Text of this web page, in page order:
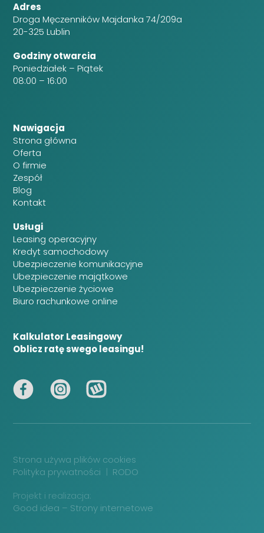
Nawigacja
Strona główna
Oferta
O firmie
Zespół
Blog
Kontakt
Usługi
Leasing operacyjny
Kredyt samochodowy
Ubezpieczenie komunikacyjne
Ubezpieczenie majątkowe
Ubezpieczenie życiowe
Biuro rachunkowe online
Adres
Droga Męczenników Majdanka 74/209a
20-325 Lublin
Godziny otwarcia
Poniedziałek – Piątek
08:00 – 16:00
Kalkulator Leasingowy
Oblicz ratę swego leasingu!
Projekt i realizacja:
Good idea – Strony internetowe
Strona używa plików cookies
Polityka prywatności | RODO